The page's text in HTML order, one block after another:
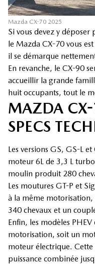
Mazda CX-70 2025
Si vous devez y
le Mazda CX-70 vous
il se démarque
En revanche, le CX-90
accueillir la grande
huit occupants, tout le
MAZDA
SPECS
Les versions GS, GS-L
moteur 6L de 3,3 L
moulin produit 280
Les moutures GT-P et
à la même motorisation,
340 chevaux et un
Enfin, les modèles
motorisation, soit un
moteur électrique.
puissance combinée